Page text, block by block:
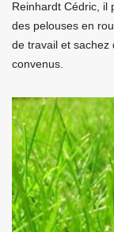
Reinhardt Cédric, il
des pelouses en
de travail et sachez
convenus.